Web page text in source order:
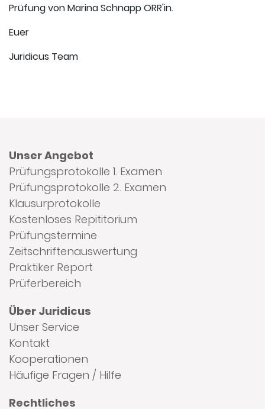
Prüfung von Marina Schnapp ORR'in.
Euer
Juridicus Team
Unser Angebot
Prüfungsprotokolle 1. Examen
Prüfungsprotokolle 2. Examen
Klausurprotokolle
Kostenloses Repititorium
Prüfungstermine
Zeitschriftenauswertung
Praktiker Report
Prüferbereich
Über Juridicus
Unser Service
Kontakt
Kooperationen
Häufige Fragen / Hilfe
Rechtliches